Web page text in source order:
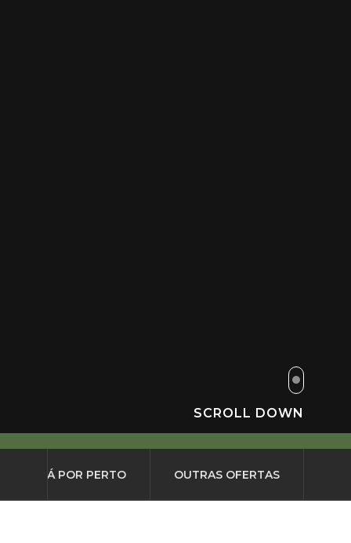
SCROLL DOWN
QUE HÁ POR PERTO OUTRAS OFERTAS